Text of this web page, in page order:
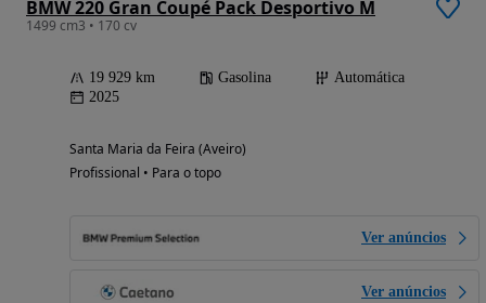
BMW 220 Gran Coupé Pack Desportivo M
1499 cm3 • 170 cv
19 929 km Gasolina
Automática
2025
Santa Maria da Feira (Aveiro)
Profissional • Para o topo
Ver anúncios
Ver anúncios